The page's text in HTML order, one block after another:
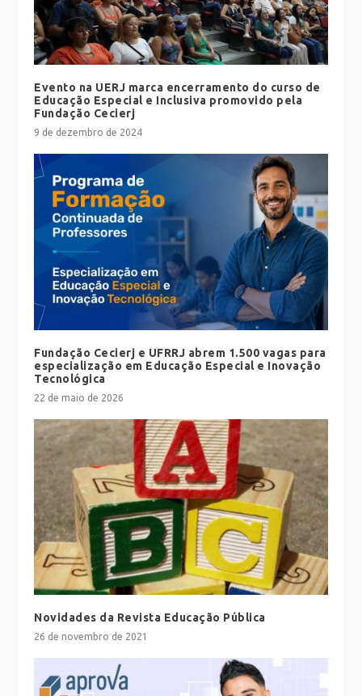
Evento na UERJ marca encerramento do curso de
Educação Especial e Inclusiva promovido pela
Fundação Cecierj
9 de dezembro de 2024
Fundação Cecierj e UFRRJ abrem 1.500 vagas para
especialização em Educação Especial e Inovação
Tecnológica
22 de maio de 2026
Novidades da Revista Educação Pública
26 de novembro de 2021